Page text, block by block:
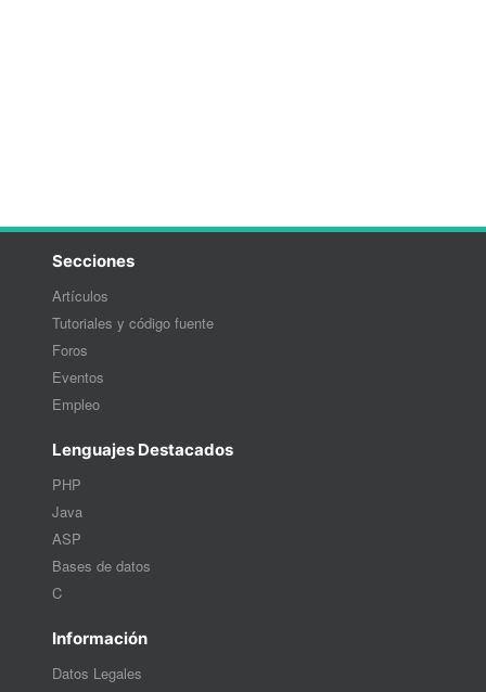
Secciones
Artículos
Tutoriales y código fuente
Foros
Eventos
Empleo
Lenguajes Destacados
PHP
Java
ASP
Bases de datos
C
Información
Datos Legales